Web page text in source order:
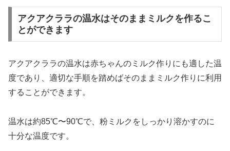
アクアクララの温水はそのままミルクを作るこ
とができます
アクアクララの温水は赤ちゃんのミルク作りにも適した温
度であり、適切な手順を踏めばそのままミルク作りに利用
することができます。
温水は約85℃〜90℃で、粉ミルクをしっかり溶かすのに
十分な温度です。